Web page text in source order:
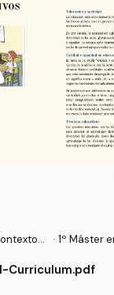
· 1º Máster
aria
Curriculum.pdf